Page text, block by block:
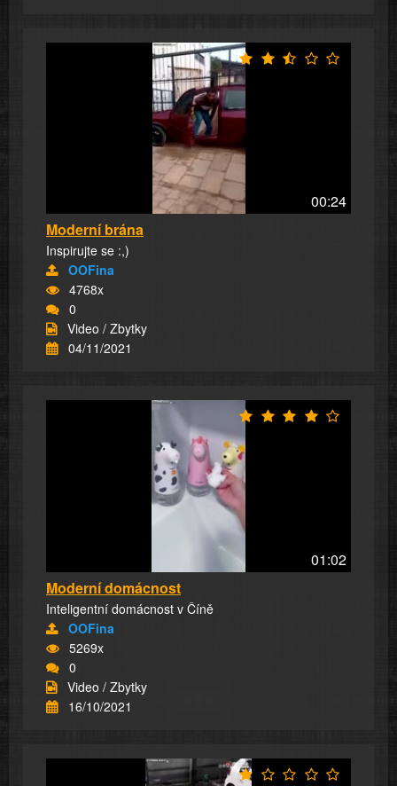
00:24
Moderní brána
Inspirujte se :,)
OOFina
4768x
0
Video / Zbytky
04/11/2021
01:02
Moderní domácnost
Inteligentní domácnost v Číně
OOFina
5269x
0
Video / Zbytky
16/10/2021